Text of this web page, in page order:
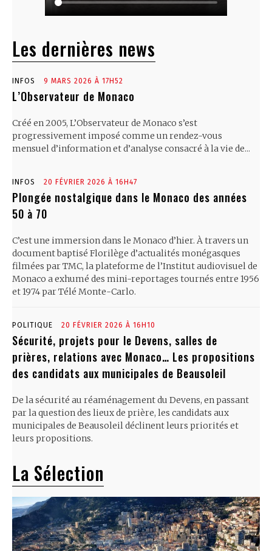
Les dernières news
INFOS 9 MARS 2026 À 17H52
L’Observateur de Monaco
Créé en 2005, L’Observateur de Monaco s’est
progressivement imposé comme un rendez-vous
mensuel d’information et d’analyse consacré à la vie de...
INFOS 20 FÉVRIER 2026 À 16H47
Plongée nostalgique dans le Monaco des années
50 à 70
C’est une immersion dans le Monaco d’hier. À travers un
document baptisé Florilège d’actualités monégasques
filmées par TMC, la plateforme de l’Institut audiovisuel de
Monaco a exhumé des mini-reportages tournés entre 1956
et 1974 par Télé Monte-Carlo.
POLITIQUE 20 FÉVRIER 2026 À 16H10
Sécurité, projets pour le Devens, salles de
prières, relations avec Monaco… Les propositions
des candidats aux municipales de Beausoleil
De la sécurité au réaménagement du Devens, en passant
par la question des lieux de prière, les candidats aux
municipales de Beausoleil déclinent leurs priorités et
leurs propositions.
La Sélection